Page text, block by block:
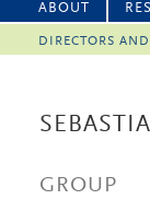
ABOUT
DIRECTORS
GROUP